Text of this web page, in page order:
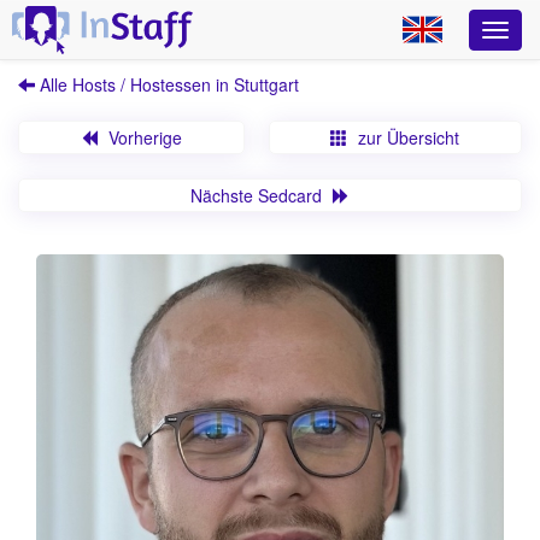
Alle Hosts / Hostessen in Stuttgart
Vorherige zur Übersicht
Nächste Sedcard